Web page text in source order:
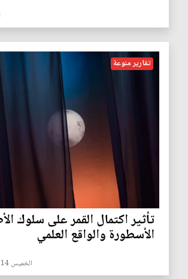
تقارير منوعة
تأثير اكتمال القمر على سلوك
الأسطورة والواقع العلمي
الخميس 14 تشرين الثاني 2024